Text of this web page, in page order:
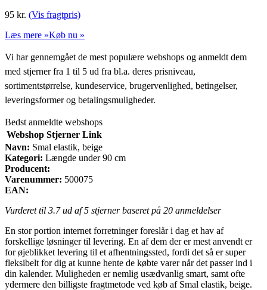
95 kr. (Vis fragtpris)
Læs mere »Køb nu »
Vi har gennemgået de mest populære webshops og anmeldt dem
med stjerner fra 1 til 5 ud fra bl.a. deres prisniveau,
sortimentstørrelse, kundeservice, brugervenlighed, betingelser,
leveringsformer og betalingsmuligheder.
Bedst anmeldte webshops
Webshop Stjerner Link
Navn: Smal elastik, beige
Kategori: Længde under 90 cm
Producent:
Varenummer: 500075
EAN:
Vurderet til 3.7ud af 5 stjerner baseret på 20 anmeldelser
En stor portion internet forretninger foreslår i dag et hav af
forskellige løsninger til levering. En af dem der er mest anvendt er
for øjeblikket levering til et afhentningssted, fordi det så er super
fleksibelt for dig at kunne hente de købte varer når det passer ind i
din kalender. Muligheden er nemlig usædvanlig smart, samt ofte
ydermere den billigste fragtmetode ved køb af Smal elastik, beige.